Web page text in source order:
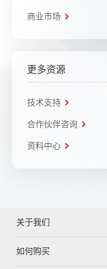
商业市场
更多资源
技术支持
合作伙伴咨询
资料中心
关于我们
如何购买